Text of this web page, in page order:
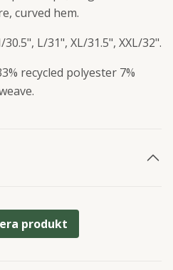
curved hem.
L/31", XL/31.5", XXL/32".
recycled polyester 7%
produkt